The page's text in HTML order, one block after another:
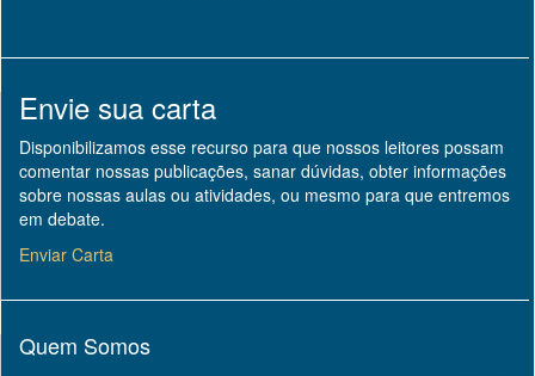
Envie sua carta
Disponibilizamos esse recurso para que nossos leitores possam
comentar nossas publicações, sanar dúvidas, obter informações
sobre nossas aulas ou atividades, ou mesmo para que entremos
em debate.
Enviar Carta
Quem Somos